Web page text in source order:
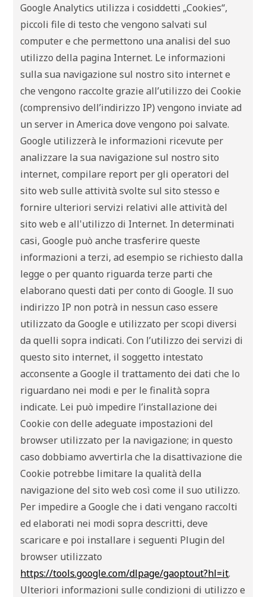
Google Analytics utilizza i cosiddetti „Cookies“,
piccoli file di testo che vengono salvati sul
computer e che permettono una analisi del suo
utilizzo della pagina Internet. Le informazioni
sulla sua navigazione sul nostro sito internet e
che vengono raccolte grazie all’utilizzo dei Cookie
(comprensivo dell’indirizzo IP) vengono inviate ad
un server in America dove vengono poi salvate.
Google utilizzerà le informazioni ricevute per
analizzare la sua navigazione sul nostro sito
internet, compilare report per gli operatori del
sito web sulle attività svolte sul sito stesso e
fornire ulteriori servizi relativi alle attività del
sito web e all'utilizzo di Internet. In determinati
casi, Google può anche trasferire queste
informazioni a terzi, ad esempio se richiesto dalla
legge o per quanto riguarda terze parti che
elaborano questi dati per conto di Google. Il suo
indirizzo IP non potrà in nessun caso essere
utilizzato da Google e utilizzato per scopi diversi
da quelli sopra indicati. Con l’utilizzo dei servizi di
questo sito internet, il soggetto intestato
acconsente a Google il trattamento dei dati che lo
riguardano nei modi e per le finalità sopra
indicate. Lei può impedire l’installazione dei
Cookie con delle adeguate impostazioni del
browser utilizzato per la navigazione; in questo
caso dobbiamo avvertirla che la disattivazione die
Cookie potrebbe limitare la qualità della
navigazione del sito web così come il suo utilizzo.
Per impedire a Google che i dati vengano raccolti
ed elaborati nei modi sopra descritti, deve
scaricare e poi installare i seguenti Plugin del
browser utilizzato
https://tools.google.com/dlpage/gaoptout?hl=it.
Ulteriori informazioni sulle condizioni di utilizzo e